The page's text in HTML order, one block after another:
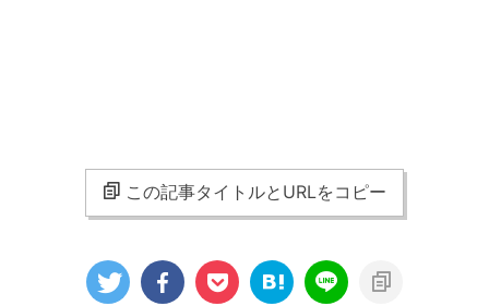
この記事タイトルとURLをコピー